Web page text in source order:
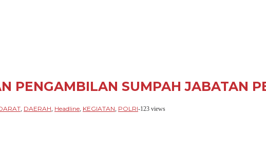
PENGAMBILAN SUMPAH JABATAN
, DAERAH, Headline, KEGIATAN, POLRI-123 views